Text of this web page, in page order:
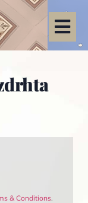
& Conditions.